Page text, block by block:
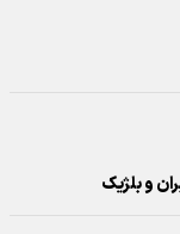
و بلژیک